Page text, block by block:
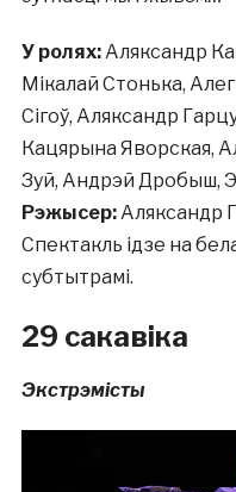
У ролях:Аляксандр
Мікалай Стонька,
Сігоў, Аляксандр
Кацярына Яворская,
Зуй, Андрэй Дробыш,
Рэжысер:Аляксандр
Спектакль ідзе на
субтытрамі.
29 сакавіка
Экстрэмісты